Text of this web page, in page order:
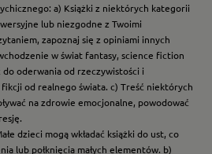
a) Książki z niektórych kategorii
lub niezgodne z Twoimi
zapoznaj się z opiniami innych
w świat fantasy, science fiction
oderwania od rzeczywistości i
od realnego świata. c) Treść niektórych
na zdrowie emocjonalne, powodować
dzieci mogą wkładać książki do ust, co
lub połknięcia małych elementów. b)